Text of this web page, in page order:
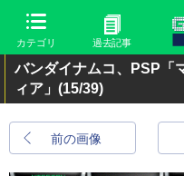
カテゴリ 過去記事
バンダイナムコ、PSP「
ィア」 (15/39)
前の画像